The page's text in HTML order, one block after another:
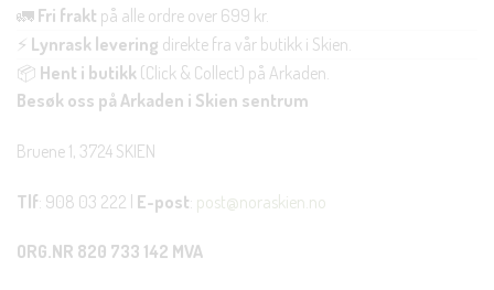
🚛 Fri frakt på alle ordre over 699 kr.
⚡ Lynrask levering direkte fra vår butikk i Skien.
📦 Hent i butikk (Click & Collect) på Arkaden.
Besøk oss på Arkaden i Skien sentrum
Bruene 1, 3724 SKIEN
Tlf: 908 03 222 | E-post: post@noraskien.no
ORG.NR 820 733 142 MVA